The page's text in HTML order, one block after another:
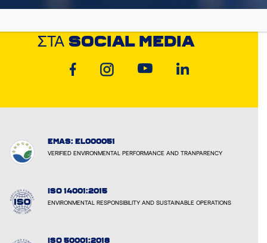
ΣΤΑ SOCIAL MEDIA
EMAS: EL000051
VERIFIED ENVIRONMENTAL PERFORMANCE AND TRANPARENCY
ISO 14001:2015
ENVIRONMENTAL RESPONSIBILITY AND SUSTAINABLE OPERATIONS
ISO 50001:2018